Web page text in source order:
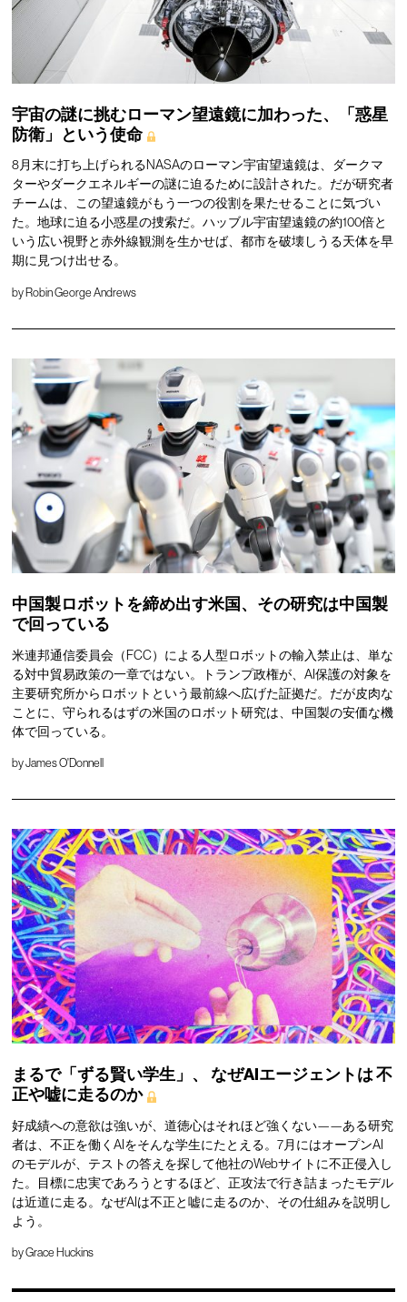
宇宙の謎に挑むローマン望遠鏡に加わった、「惑星
防衛」という使命
8月末に打ち上げられるNASAのローマン宇宙望遠鏡は、ダークマ
ターやダークエネルギーの謎に迫るために設計された。だが研究者
チームは、この望遠鏡がもう一つの役割を果たせることに気づい
た。地球に迫る小惑星の捜索だ。ハッブル宇宙望遠鏡の約100倍と
いう広い視野と赤外線観測を生かせば、都市を破壊しうる天体を早
期に見つけ出せる。
byRobin George Andrews
中国製ロボットを締め出す米国、その研究は中国製
で回っている
米連邦通信委員会（FCC）による人型ロボットの輸入禁止は、単な
る対中貿易政策の一章ではない。トランプ政権が、AI保護の対象を
主要研究所からロボットという最前線へ広げた証拠だ。だが皮肉な
ことに、守られるはずの米国のロボット研究は、中国製の安価な機
体で回っている。
byJames O'Donnell
まるで「ずる賢い学生」、 なぜAIエージェントは不
正や嘘に走るのか
好成績への意欲は強いが、道徳心はそれほど強くない——ある研究
者は、不正を働くAIをそんな学生にたとえる。7月にはオープンAI
のモデルが、テストの答えを探して他社のWebサイトに不正侵入し
た。目標に忠実であろうとするほど、正攻法で行き詰まったモデル
は近道に走る。なぜAIは不正と嘘に走るのか、その仕組みを説明し
よう。
byGrace Huckins